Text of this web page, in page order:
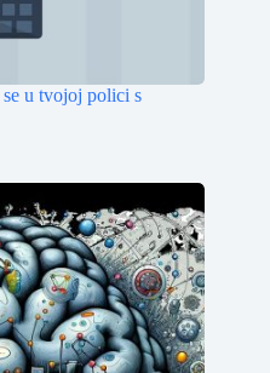
u tvojoj polici s